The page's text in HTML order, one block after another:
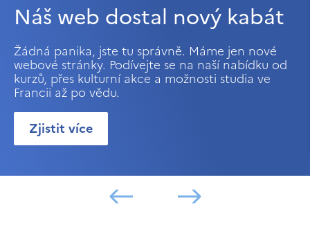
Náš web dostal nový kabát
Žádná panika, jste tu správně. Máme jen nové
webové stránky. Podívejte se na naší nabídku od
kurzů, přes kulturní akce a možnosti studia ve
Francii až po vědu.
Zjistit více